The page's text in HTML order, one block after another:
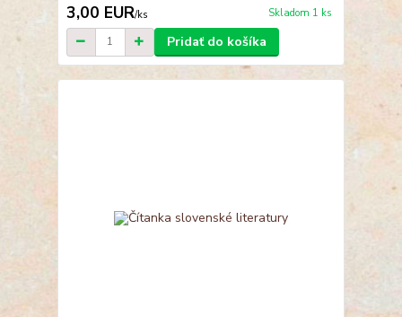
3,00 EUR/ks Skladom 1 ks
Pridať do košíka